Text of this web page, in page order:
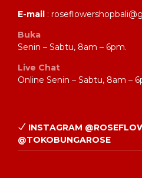
E-mail :
Buka
Senin – Sabtu, 8am – 6pm.
Live Chat
Online Senin – Sabtu, 8am –
INSTAGRAM
@TOKOBUNGAROSE